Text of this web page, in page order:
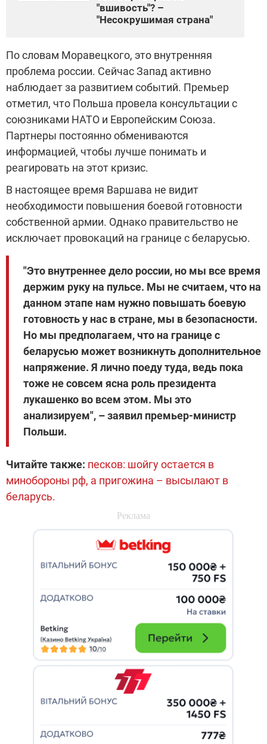
"вшивость"? –
"Несокрушимая страна"
По словам Моравецкого, это внутренняя
проблема россии. Сейчас Запад активно
наблюдает за развитием событий. Премьер
отметил, что Польша провела консультации с
союзниками НАТО и Европейским Союза.
Партнеры постоянно обмениваются
информацией, чтобы лучше понимать и
реагировать на этот кризис.
В настоящее время Варшава не видит
необходимости повышения боевой готовности
собственной армии. Однако правительство не
исключает провокаций на границе с беларусью.
"Это внутреннее дело россии, но мы все время
держим руку на пульсе. Мы не считаем, что на
данном этапе нам нужно повышать боевую
готовность у нас в стране, мы в безопасности.
Но мы предполагаем, что на границе с
беларусью может возникнуть дополнительное
напряжение. Я лично поеду туда, ведь пока
тоже не совсем ясна роль президента
лукашенко во всем этом. Мы это
анализируем", – заявил премьер-министр
Польши.
Читайте также: песков: шойгу остается в
минобороны рф, а пригожина – высылают в
беларусь.